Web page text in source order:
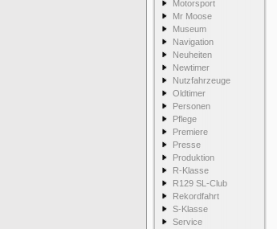
Motorsport
Mr Moose
Museum
Navigation
Neuheiten
Newtimer
Nutzfahrzeuge
Oldtimer
Personen
Pflege
Premiere
Presse
Produktion
R-Klasse
R129 SL-Club
Rekordfahrt
S-Klasse
Service